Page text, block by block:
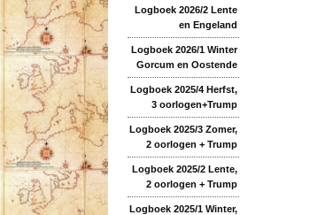
Logboek 2026/2 Lente
en Engeland
Logboek 2026/1 Winter
Gorcum en Oostende
Logboek 2025/4 Herfst,
3 oorlogen+Trump
Logboek 2025/3 Zomer,
2 oorlogen + Trump
Logboek 2025/2 Lente,
2 oorlogen + Trump
Logboek 2025/1 Winter,